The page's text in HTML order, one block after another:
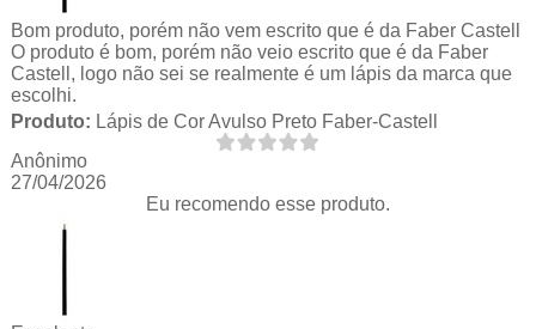
Bom produto, porém não vem escrito que é da Faber Castell
O produto é bom, porém não veio escrito que é da Faber
Castell, logo não sei se realmente é um lápis da marca que
escolhi.
Produto: Lápis de Cor Avulso Preto Faber-Castell
Anônimo
27/04/2026
Eu recomendo esse produto.